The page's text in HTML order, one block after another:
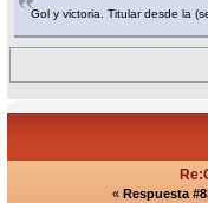
Gol y victoria. Titular desde la
« Respuesta